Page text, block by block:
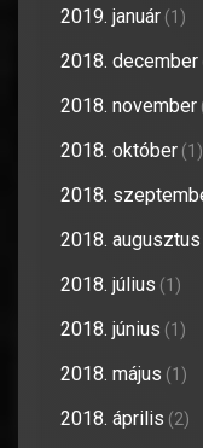
2019. január (1)
2018. december
2018. november
2018. október (1)
2018.
2018. augusztus
2018. július (1)
2018. június (1)
2018. május (1)
2018. április (2)